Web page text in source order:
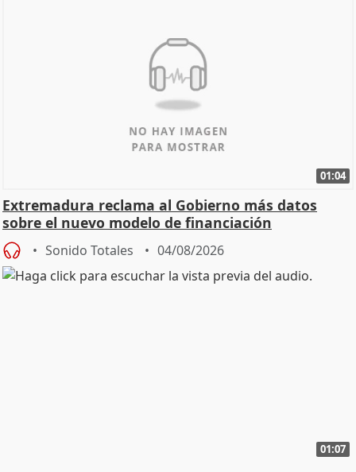
01:04
Extremadura reclama al Gobierno más datos
sobre el nuevo modelo de financiación
Sonido Totales 04/08/2026
01:07